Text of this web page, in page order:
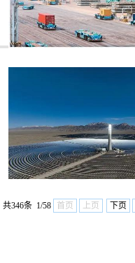
共346条 1/58 首页 上页 下页